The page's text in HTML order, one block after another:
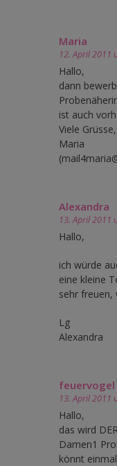
Maria
12. April 2011
Hallo,
dann
ist auch
Viele Grüsse,
Maria
Alexandra
13. April 2011
Hallo,
ich würde
eine kleine
sehr freuen,
Lg
Alexandra
feuervogel
13. April 2011
Hallo,
das wird
Damen1
könnt